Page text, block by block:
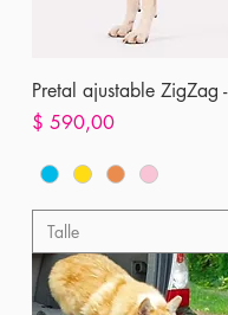
Pretal ajustable ZigZag
Precio
$ 590,00